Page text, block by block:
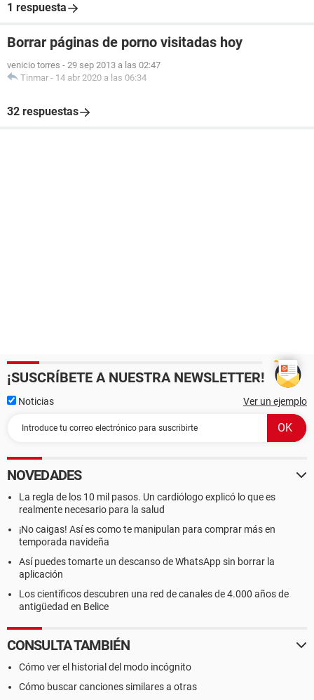
1 respuesta
Borrar páginas de porno visitadas hoy
venicio torres - 29 sep 2013 a las 02:47
Tinmar - 14 abr 2020 a las 06:34
32 respuestas
¡SUSCRÍBETE A NUESTRA NEWSLETTER!
Noticias Ver un ejemplo
NOVEDADES
La regla de los 10 mil pasos. Un cardiólogo explicó lo que es
realmente necesario para la salud
¡No caigas! Así es como te manipulan para comprar más en
temporada navideña
Así puedes tomarte un descanso de WhatsApp sin borrar la
aplicación
Los científicos descubren una red de canales de 4.000 años de
antigüedad en Belice
CONSULTA TAMBIÉN
Cómo ver el historial del modo incógnito
Cómo buscar canciones similares a otras